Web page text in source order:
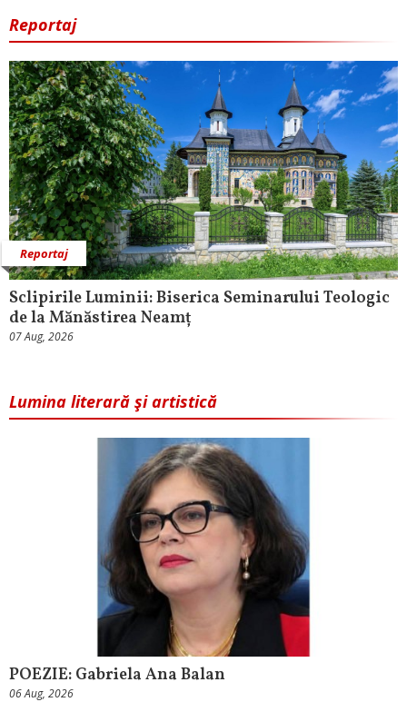
Reportaj
Reportaj
Sclipirile Luminii: Biserica Seminarului Teologic
de la Mănăstirea Neamț
07 Aug, 2026
Lumina literară şi artistică
POEZIE: Gabriela Ana Balan
06 Aug, 2026